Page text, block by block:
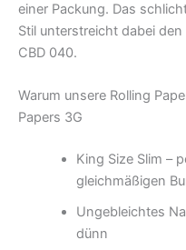
einer Packung. Das
Stil unterstreicht dabei
CBD 040.
Warum unsere Rolling
Papers 3G
King Size Slim –
gleichmäßigen
Ungebleichtes
dünn